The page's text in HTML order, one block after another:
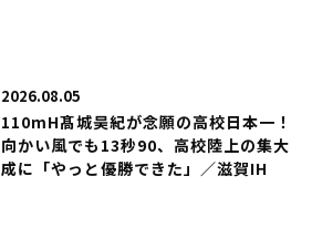
2026.08.05
110mH髙城昊紀が念願の高校日本一！
向かい風でも13秒90、高校陸上の集大
成に「やっと優勝できた」／滋賀IH